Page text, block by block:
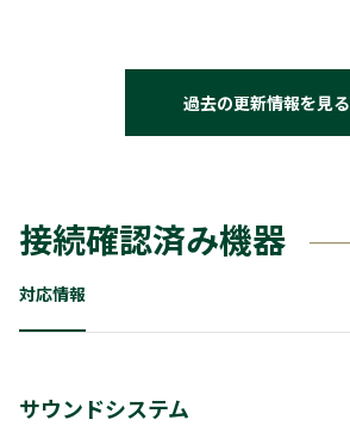
過去の更新情報を見る
接続確認済み機器
対応情報
サウンドシステム